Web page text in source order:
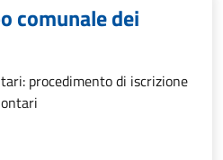
comunale dei
procedimento di iscrizione